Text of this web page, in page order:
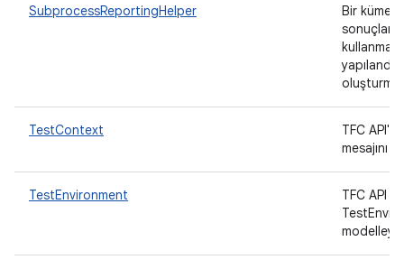
SubprocessReportingHelper
Bir küme
sonuçları
kullanmak
TestContext
TFC
mesajını
TestEnvironment
TFC API